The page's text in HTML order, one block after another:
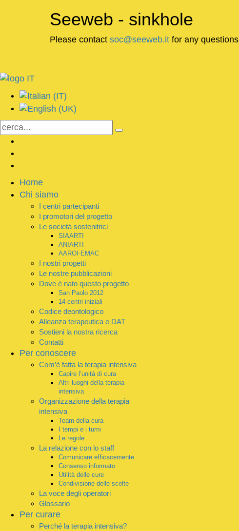
Seeweb - sinkhole
Please contact soc@seeweb.it for any
Home
Chi siamo
I centri partecipanti
I promotori del progetto
Le società sostenitrici
SIAARTI
ANIARTI
AAROI-EMAC
I nostri progetti
Le nostre pubblicazioni
Dove è nato questo progetto
San Paolo 2012
14 centri iniziali
Codice deontologico
Alleanza terapeutica e DAT
Sostieni la nostra ricerca
Contatti
Per conoscere
Com’è fatta la terapia intensiva
Capire l’unità di cura
Altri luoghi della terapia
intensiva
Organizzazione della terapia
intensiva
Team della cura
I tempi e i turni
Le regole
La relazione con lo staff
Comunicare efficacemente
Consenso informato
Utilità delle cure
Condivisione delle scelte
La voce degli operatori
Glossario
Per curare
Perché la terapia intensiva?